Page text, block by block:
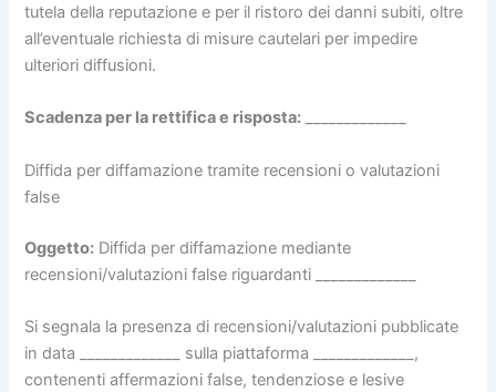
tutela della reputazione e per il ristoro dei danni subiti, oltre
all’eventuale richiesta di misure cautelari per impedire
ulteriori diffusioni.
Scadenza per la rettifica e risposta:
Diffida per diffamazione tramite recensioni o valutazioni
false
Oggetto: Diffida per diffamazione mediante
recensioni/valutazioni false riguardanti _____________
Si segnala la presenza di recensioni/valutazioni pubblicate
in data _____________ sulla piattaforma _____________,
contenenti affermazioni false, tendenziose e lesive